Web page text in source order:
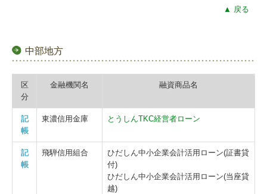
▲ 戻る
中部地方
区
分
金融機関名 融資商品名
記
帳
東濃信用金庫 とうしんTKC経営者ローン
記
帳
飛騨信用組合
ひだしん中小企業会計活用ローン(証書貸
付)
ひだしん中小企業会計活用ローン(当座貸
越)